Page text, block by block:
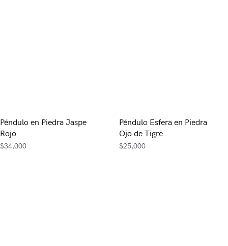
Péndulo en Piedra Jaspe
Rojo
$34,000
Péndulo Esfera en Piedra
Ojo de Tigre
$25,000